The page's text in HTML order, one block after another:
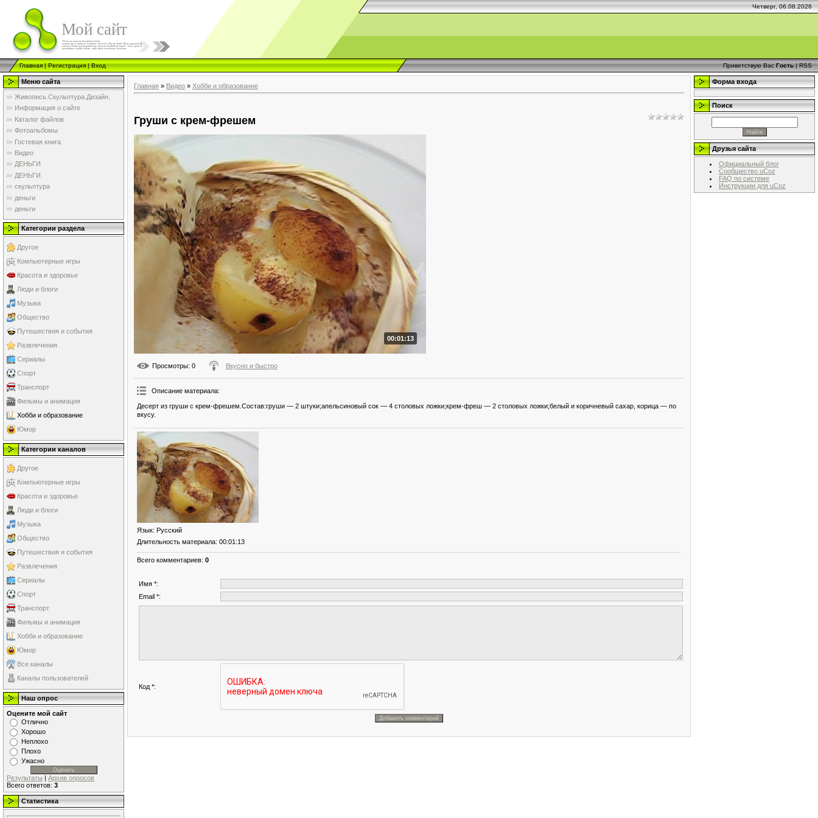
Четверг, 06.08.2026
Мой сайт
Главная|Регистрация|Вход Приветствую Вас Гость|RSS
Меню сайта
Живопись.Скульптура.Дизайн.
Информация о сайте
Каталог файлов
Фотоальбомы
Гостевая книга
Видео
ДЕНЬГИ
ДЕНЬГИ
скульптура
деньги
деньги
Категории раздела
Другое
Компьютерные игры
Красота и здоровье
Люди и блоги
Музыка
Общество
Путешествия и события
Развлечения
Сериалы
Спорт
Транспорт
Фильмы и анимация
Хобби и образование
Юмор
Категории каналов
Другое
Компьютерные игры
Красота и здоровье
Люди и блоги
Музыка
Общество
Путешествия и события
Развлечения
Сериалы
Спорт
Транспорт
Фильмы и анимация
Хобби и образование
Юмор
Все каналы
Каналы пользователей
Наш опрос
Оцените мой сайт
Отлично
Хорошо
Неплохо
Плохо
Ужасно
Результаты | Архив опросов
Всего ответов: 3
Статистика
Главная » Видео » Хобби и образование
Груши с крем-фрешем
00:01:13
Просмотры: 0 Вкусно и быстро
Описание материала:
Десерт из груши с крем-фрешем.Состав:груши — 2 штуки;апельсиновый сок — 4 столовых ложки;крем-фреш — 2 столовых ложки;белый и коричневый сахар, корица — по
вкусу.
Язык: Русский
Длительность материала: 00:01:13
Всего комментариев: 0
Имя *:
Email *:
Код *:
Форма входа
Поиск
Друзья сайта
Официальный блог
Сообщество uCoz
FAQ по системе
Инструкции для uCoz